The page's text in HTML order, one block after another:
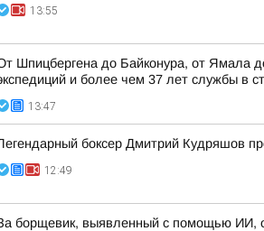
13:55
Шпицбергена до Байконура, от Ямала
и более чем 37 лет службы в
13:47
боксер Дмитрий Кудряшов
12:49
борщевик, выявленный с помощью ИИ,